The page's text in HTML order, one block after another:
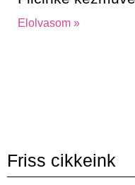
Elolvasom »
Friss cikkeink